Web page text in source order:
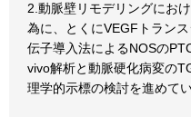
2.動脈壁リモデリングにお
為に、とくにVEGFトラン
伝子導入法によるNOSの
vivo解析と動脈硬化病変の
理学的示標の検討を進めてい